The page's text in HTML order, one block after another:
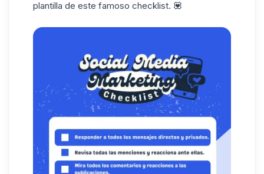
plantilla de este famoso checklist. 💟